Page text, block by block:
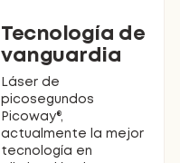
Tecnología de
vanguardia
Láser de
picosegundos
Picoway®,
actualmente la mejor
tecnología en